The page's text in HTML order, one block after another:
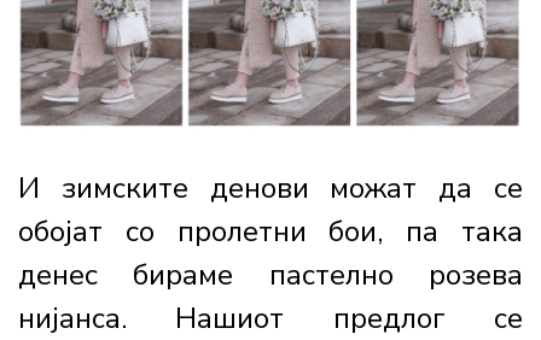
И зимските денови можат да се
обојат со пролетни бои, па така
денес бираме пастелно розева
нијанса. Нашиот предлог се